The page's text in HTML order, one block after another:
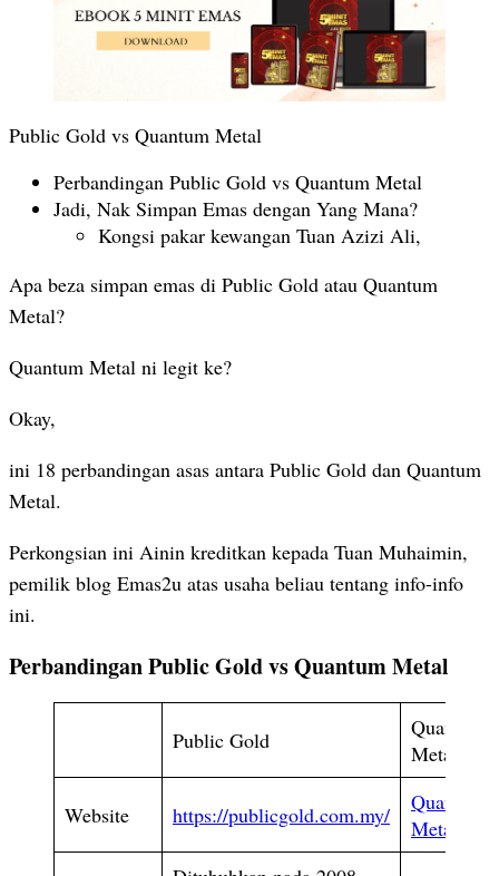
Public Gold vs Quantum Metal
Perbandingan Public Gold vs Quantum Metal
Jadi, Nak Simpan Emas dengan Yang Mana?
Kongsi pakar kewangan Tuan Azizi Ali,
Apa beza simpan emas di Public Gold atau Quantum
Metal?
Quantum Metal ni legit ke?
Okay,
ini 18 perbandingan asas antara Public Gold dan Quantum
Metal.
Perkongsian ini Ainin kreditkan kepada Tuan Muhaimin,
pemilik blog Emas2u atas usaha beliau tentang info-info
ini.
Perbandingan Public Gold vs Quantum Metal
Public Gold
Quantum
Metal
Website https://publicgold.com.my/
Quantum
Metal